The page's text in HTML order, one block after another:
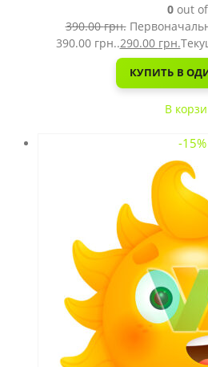
0out
390.00грн.
390.00 грн..290.00 грн.
КУПИТЬ В
В
-15%